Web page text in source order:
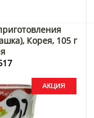
Корея, 105 г